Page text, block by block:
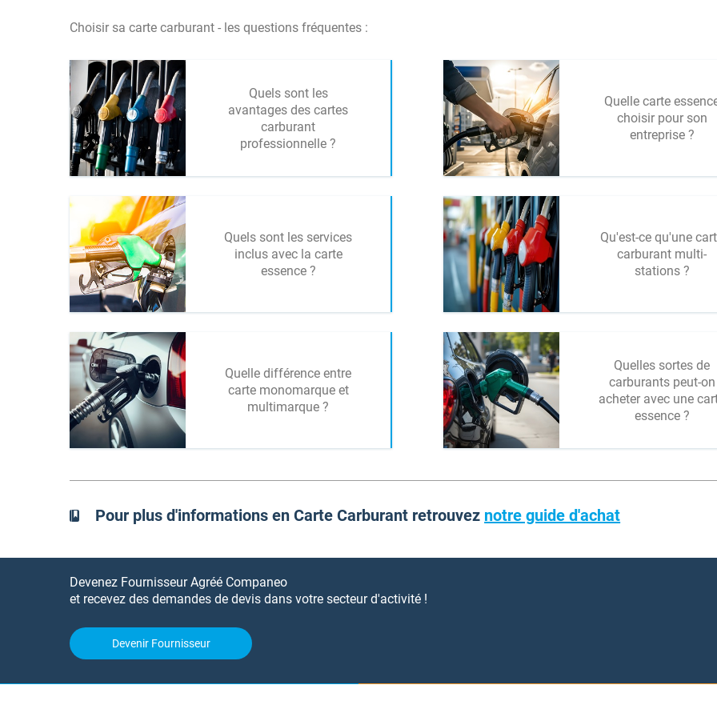
Choisir sa carte carburant - les questions fréquentes :
Quels sont les
avantages des cartes
carburant
professionnelle ?
Quelle carte
choisir pour son
entreprise ?
Quels sont les services
inclus avec la carte
essence ?
Qu'est-ce qu'une
carburant multi-
stations ?
Quelle différence entre
carte monomarque et
multimarque ?
Quelles sortes de
carburants peut-on
acheter avec une
essence ?
Pour plus d'informations en Carte Carburant retrouvez notre guide d'achat
Devenez Fournisseur Agréé Companeo
et recevez des demandes de devis dans votre secteur d'activité !
Devenir Fournisseur